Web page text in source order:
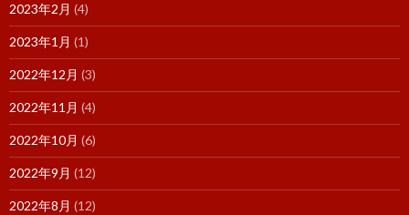
2023年2月 (4)
2023年1月 (1)
2022年12月 (3)
2022年11月 (4)
2022年10月 (6)
2022年9月 (12)
2022年8月 (12)